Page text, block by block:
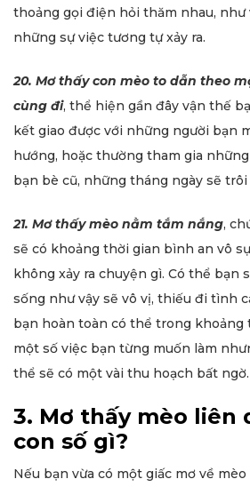
thoảng gọi điện hỏi thăm nhau, như
những sự việc tương tự xảy ra.
20. Mơ thấy con mèo to dẫn theo
cùng đi, thể hiện gần đây vận thế
kết giao được với những người bạn
hướng, hoặc thường tham gia
bạn bè cũ, những tháng ngày sẽ trôi
21. Mơ thấy mèo nằm tắm nắng,
sẽ có khoảng thời gian bình an vô
không xảy ra chuyện gì. Có thể bạn
sống như vậy sẽ vô vị, thiếu đi tình
bạn hoàn toàn có thể trong khoảng
một số việc bạn từng muốn làm
thể sẽ có một vài thu hoạch bất ngờ.
3. Mơ thấy mèo liên
con số gì?
Nếu bạn vừa có một giấc mơ về